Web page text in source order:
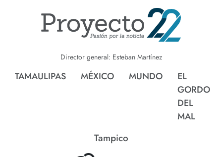
Director general: Esteban Martínez
TAMAULIPAS MÉXICO MUNDO
EL
GORDO
DEL
MAL
Tampico